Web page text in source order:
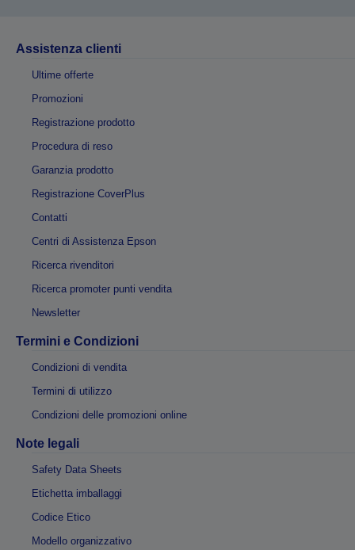
Assistenza clienti
Ultime offerte
Promozioni
Registrazione prodotto
Procedura di reso
Garanzia prodotto
Registrazione CoverPlus
Contatti
Centri di Assistenza Epson
Ricerca rivenditori
Ricerca promoter punti vendita
Newsletter
Termini e Condizioni
Condizioni di vendita
Termini di utilizzo
Condizioni delle promozioni online
Note legali
Safety Data Sheets
Etichetta imballaggi
Codice Etico
Modello organizzativo